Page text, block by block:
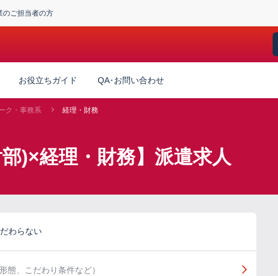
のご担当者の方
お役立ちガイド QA･お問い合わせ
ク・事務系 経理・財務
)×経理・財務】派遣求人
わらない
態、こだわり条件など）